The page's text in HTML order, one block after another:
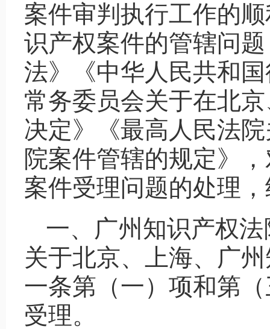
案件审判执行工作的
识产权案件的管辖问
法》《中华人民共和
常务委员会关于在北
决定》《最高人民法
院案件管辖的规定》
案件受理问题的处理
一、广州知识产权
关于北京、上海、广
一条第（一）项和第
受理。